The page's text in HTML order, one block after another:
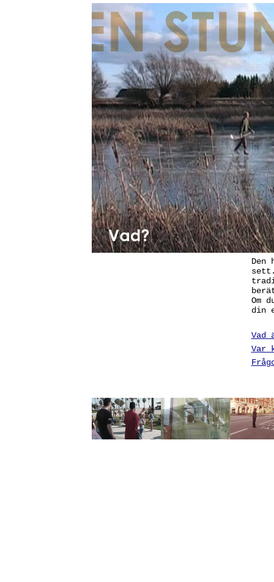
Om
din
Vad
Var